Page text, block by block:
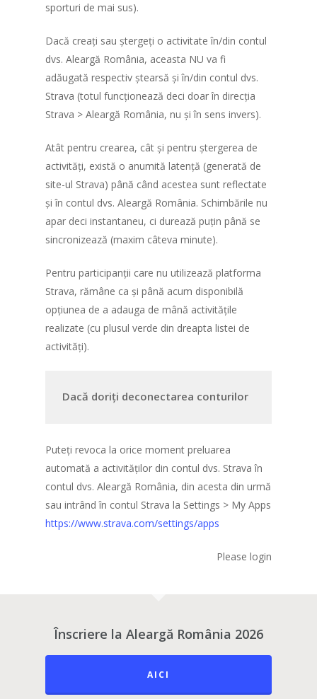
sporturi de mai sus).
Dacă creați sau ștergeți o activitate în/din contul
dvs. Aleargă România, aceasta NU va fi
adăugată respectiv ștearsă și în/din contul dvs.
Strava (totul funcționează deci doar în direcția
Strava > Aleargă România, nu și în sens invers).
Atât pentru crearea, cât și pentru ștergerea de
activități, există o anumită latență (generată de
site-ul Strava) până când acestea sunt reflectate
și în contul dvs. Aleargă România. Schimbările nu
apar deci instantaneu, ci durează puțin până se
sincronizează (maxim câteva minute).
Pentru participanții care nu utilizează platforma
Strava, rămâne ca și până acum disponibilă
opțiunea de a adauga de mână activitățile
realizate (cu plusul verde din dreapta listei de
activități).
Dacă doriți deconectarea conturilor
Puteți revoca la orice moment preluarea
automată a activităților din contul dvs. Strava în
contul dvs. Aleargă România, din acesta din urmă
sau intrând în contul Strava la Settings > My Apps
https://www.strava.com/settings/apps
Please login
Înscriere la Aleargă România 2026
AICI